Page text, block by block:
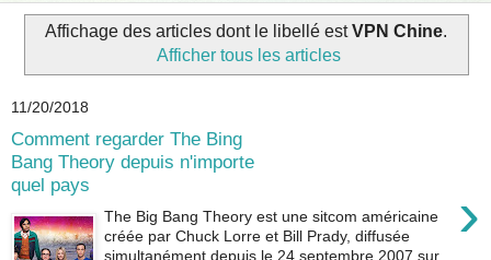
Affichage des articles dont le libellé estVPN Chine.
Afficher tous les articles
11/20/2018
Comment regarder The Bing
Bang Theory depuis n'importe
quel pays
›
The Big Bang Theory est une sitcom américaine
créée par Chuck Lorre et Bill Prady, diffusée
simultanément depuis le 24 septembre 2007 sur